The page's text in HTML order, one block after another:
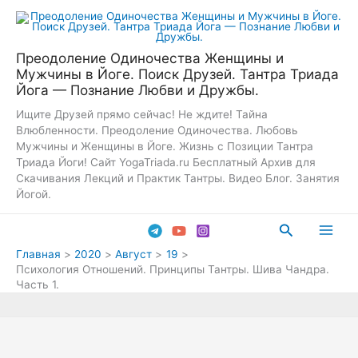
Перейти
Преодоление Одиночества Женщины и
Мужчины в Йоге. Поиск Друзей. Тантра Триада
Йога — Познание Любви и Дружбы.
Ищите Друзей прямо сейчас! Не ждите! Тайна
Влюбленности. Преодоление Одиночества. Любовь
Мужчины и Женщины в Йоге. Жизнь с Позиции Тантра
Триада Йоги! Сайт YogaTriada.ru Бесплатный Архив для
Скачивания Лекций и Практик Тантры. Видео Блог. Занятия
Йогой.
Поиск
Главная 2020 Август
19
Психология Отношений. Принципы Тантры. Шива Чандра.
Часть 1.